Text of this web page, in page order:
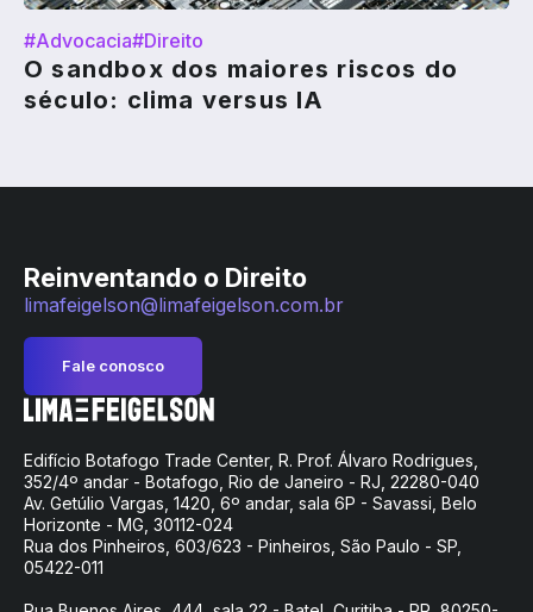
#Advocacia#Direito
O sandbox dos maiores riscos do
século: clima versus IA
Reinventando o Direito
limafeigelson@limafeigelson.com.br
Fale conosco
Edifício Botafogo Trade Center, R. Prof. Álvaro Rodrigues,
352/4º andar - Botafogo, Rio de Janeiro - RJ, 22280-040
Av. Getúlio Vargas, 1420, 6º andar, sala 6P - Savassi, Belo
Horizonte - MG, 30112-024
Rua dos Pinheiros, 603/623 - Pinheiros, São Paulo - SP,
05422-011